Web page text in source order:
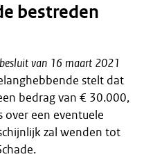
bestreden
van 16maart 2021
stelt dat
bedrag van € 30.000,
een eventuele
zal wenden tot